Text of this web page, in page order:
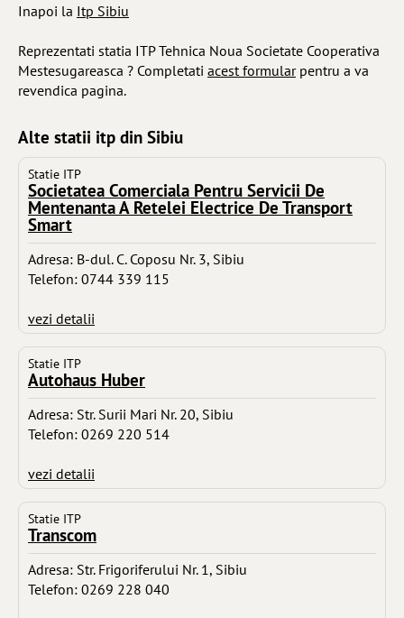
Inapoi la Itp Sibiu
Reprezentati statia ITP Tehnica Noua Societate Cooperativa
Mestesugareasca ? Completati acest formularpentru a va
revendica pagina.
Alte statii itp din Sibiu
Statie ITP
Societatea Comerciala Pentru Servicii De
Mentenanta A Retelei Electrice De Transport
Smart
Adresa: B-dul. C. Coposu Nr. 3, Sibiu
Telefon: 0744 339 115
vezi detalii
Statie ITP
Autohaus Huber
Adresa: Str. Surii Mari Nr. 20, Sibiu
Telefon: 0269 220 514
vezi detalii
Statie ITP
Transcom
Adresa: Str. Frigoriferului Nr. 1, Sibiu
Telefon: 0269 228 040